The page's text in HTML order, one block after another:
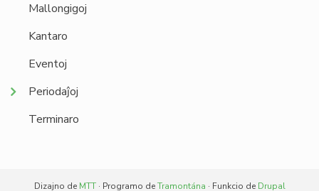
Mallongigoj
Kantaro
Eventoj
Periodaĵoj
Terminaro
Dizajno de MTT· Programo deTramontána · Funkcio de Drupal